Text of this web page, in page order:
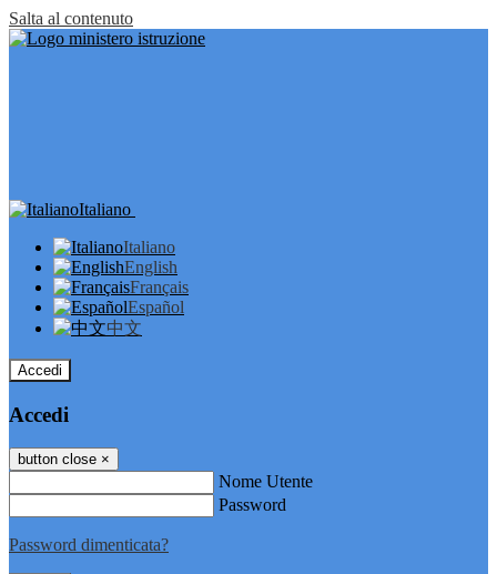
Salta al contenuto
Italiano
Italiano
English
Français
Español
中文
Accedi
Accedi
button close ×
Nome Utente
Password
Password dimenticata?